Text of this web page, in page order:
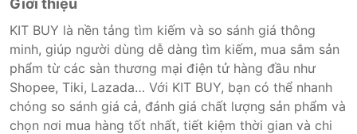
Giới thiệu
KIT BUY là nền tảng tìm kiếm và so sánh giá thông
minh, giúp người dùng dễ dàng tìm kiếm, mua sắm sản
phẩm từ các sàn thương mại điện tử hàng đầu như
Shopee, Tiki, Lazada… Với KIT BUY, bạn có thể nhanh
chóng so sánh giá cả, đánh giá chất lượng sản phẩm và
chọn nơi mua hàng tốt nhất, tiết kiệm thời gian và chi